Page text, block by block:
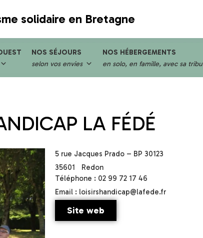
solidaire en Bretagne
NOS SÉJOURS
selon vos envies
NOS HÉBERGEMENTS
en solo, en famille, avec sa tribu
LA FÉDÉ
5 rue Jacques Prado – BP 30123
35601
Redon
Téléphone : 02 99 72 17 46
Email : loisirshandicap@lafede.fr
Site web